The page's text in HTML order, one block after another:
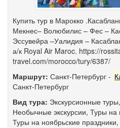
Купить тур в Марокко
Мекнес– Волюбилис – Фес –
Эссувейра –Уалидия –
а/к Royal Air Maroc. https://
travel.com/morocco/tury/6387/
Маршрут: Санкт-Петербург -
Санкт-Петербург
Вид тура: Экскурсионные туры,
Необычные экскурсии, Туры на
Туры на ноябрьские праздники,